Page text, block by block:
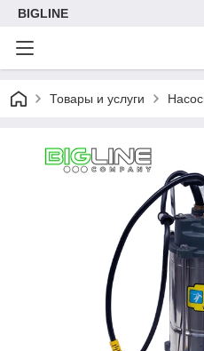
BIGLINE
Товары и услуги